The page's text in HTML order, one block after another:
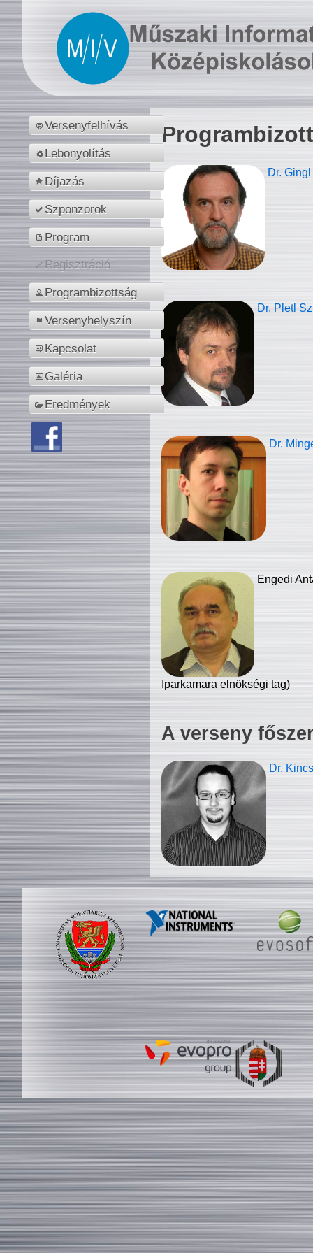
Versenyfelhívás
Lebonyolítás
Díjazás
Szponzorok
Program
Regisztráció
Programbizottság
Versenyhelyszín
Kapcsolat
Galéria
Eredmények
Dr.
Dr. Pletl
Dr.
Engedi
Iparkamara elnökségi tag)
A verseny
Dr.